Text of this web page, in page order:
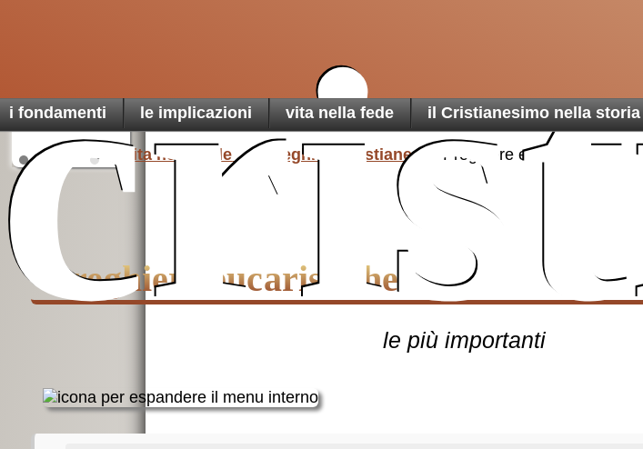
dimenticato
i fondamenti le implicazioni vita nella fede il Cristianesimo nella storia
Home 1.vita nella fede Preghiere cristiane Preghiere eucaristiche
Preghiere eucaristiche
le più importanti